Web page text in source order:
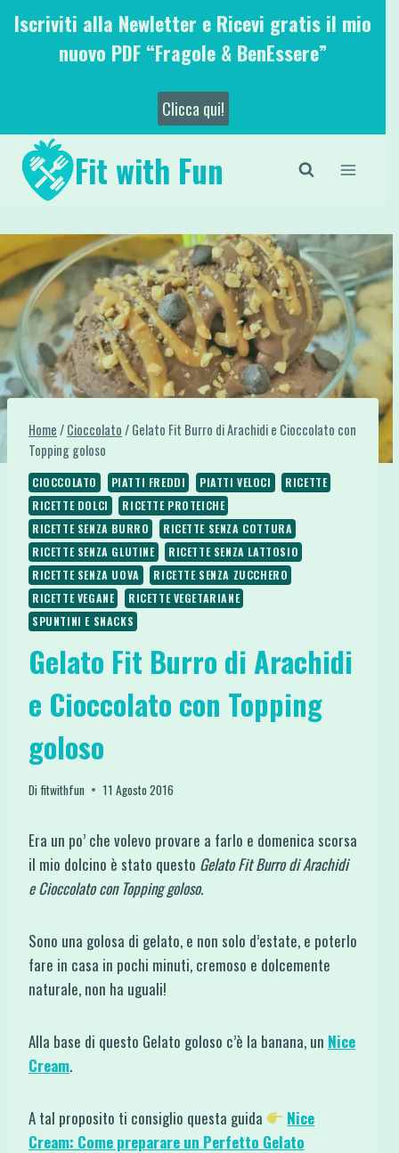
SaltaIscriviti alla Newletter e Ricevi gratis il mio
nuovo PDF “Fragole & BenEssere”
Clicca qui!
Fit with Fun
Home/Cioccolato/Gelato Fit Burro di Arachidi e Cioccolato con
Topping goloso
CIOCCOLATO PIATTI FREDDI PIATTI VELOCI
RICETTE
RICETTE DOLCI
RICETTE PROTEICHE
RICETTE SENZA BURRO
RICETTE SENZA COTTURA
RICETTE SENZA GLUTINE
RICETTE SENZA LATTOSIO
RICETTE SENZA UOVA
RICETTE SENZA ZUCCHERO
RICETTE VEGANE
RICETTE VEGETARIANE
SPUNTINI E SNACKS
Gelato Fit Burro di Arachidi
e Cioccolato con Topping
goloso
Difitwithfun 11 Agosto 2016
Era un po’ che volevo provare a farlo e domenica scorsa
il mio dolcino è stato questo Gelato Fit Burro di Arachidi
e Cioccolato con Topping goloso.
Sono una golosa di gelato, e non solo d’estate, e poterlo
fare in casa in pochi minuti, cremoso e dolcemente
naturale, non ha uguali!
Alla base di questo Gelato goloso c’è la banana, un Nice
Cream.
A tal proposito ti consiglio questa guida
Nice
Cream: Come preparare un Perfetto Gelato